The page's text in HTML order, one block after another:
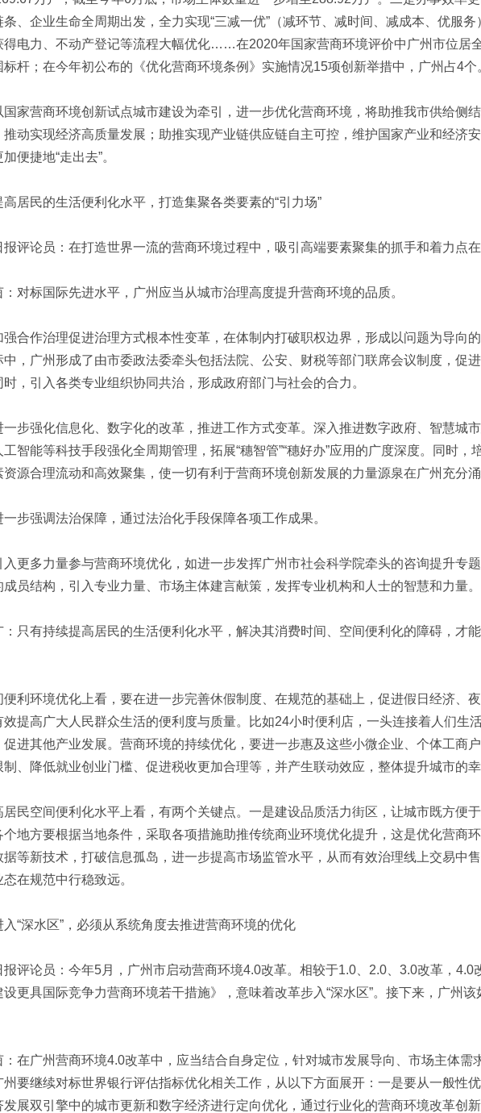
条、企业生命全周期出发，全力实现“三减一优”（减环节、减时间、减成本、优服
得电力、不动产登记等流程大幅优化……在2020年国家营商环境评价中广州市位居
标杆；在今年初公布的《优化营商环境条例》实施情况15项创新举措中，广州占4个
国家营商环境创新试点城市建设为牵引，进一步优化营商环境，将助推我市供给侧
推动实现经济高质量发展；助推实现产业链供应链自主可控，维护国家产业和经济
便捷地“走出去”。
高居民的生活便利化水平，打造集聚各类要素的“引力场”
报评论员：在打造世界一流的营商环境过程中，吸引高端要素聚集的抓手和着力点
：对标国际先进水平，广州应当从城市治理高度提升营商环境的品质。
强合作治理促进治理方式根本性变革，在体制内打破职权边界，形成以问题为导向
中，广州形成了由市委政法委牵头包括法院、公安、财税等部门联席会议制度，促
时，引入各类专业组织协同共治，形成政府部门与社会的合力。
一步强化信息化、数字化的改革，推进工作方式变革。深入推进数字政府、智慧城
工智能等科技手段强化全周期管理，拓展“穗智管”“穗好办”应用的广度深度。同时，
资源合理流动和高效聚集，使一切有利于营商环境创新发展的力量源泉在广州充分涌
一步强调法治保障，通过法治化手段保障各项工作成果。
入更多力量参与营商环境优化，如进一步发挥广州市社会科学院牵头的咨询提升专
成员结构，引入专业力量、市场主体建言献策，发挥专业机构和人士的智慧和力量。
：只有持续提高居民的生活便利化水平，解决其消费时间、空间便利化的障碍，才能
便利环境优化上看，要在进一步完善休假制度、在规范的基础上，促进假日经济、
效提高广大人民群众生活的便利度与质量。比如24小时便利店，一头连接着人们生
促进其他产业发展。营商环境的持续优化，要进一步惠及这些小微企业、个体工商
制、降低就业创业门槛、促进税收更加合理等，并产生联动效应，整体提升城市的幸
居民空间便利化水平上看，有两个关键点。一是建设品质活力街区，让城市既方便
个地方要根据当地条件，采取各项措施助推传统商业环境优化提升，这是优化营商
据等新技术，打破信息孤岛，进一步提高市场监管水平，从而有效治理线上交易中
态在规范中行稳致远。
入“深水区”，必须从系统角度去推进营商环境的优化
报评论员：今年5月，广州市启动营商环境4.0改革。相较于1.0、2.0、3.0改革，4.0
设更具国际竞争力营商环境若干措施》，意味着改革步入“深水区”。接下来，广州该
：在广州营商环境4.0改革中，应当结合自身定位，针对城市发展导向、市场主体需
州要继续对标世界银行评估指标优化相关工作，从以下方面展开：一是要从一般性
发展双引擎中的城市更新和数字经济进行定向优化，通过行业化的营商环境改革创